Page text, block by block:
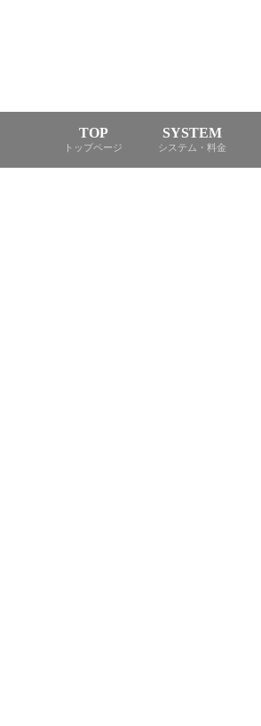
TOP
トップページ
SYSTEM
システム・料金